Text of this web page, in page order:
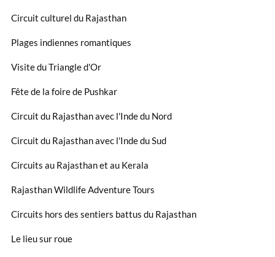
Circuit culturel du Rajasthan
Plages indiennes romantiques
Visite du Triangle d'Or
Fête de la foire de Pushkar
Circuit du Rajasthan avec l'Inde du Nord
Circuit du Rajasthan avec l'Inde du Sud
Circuits au Rajasthan et au Kerala
Rajasthan Wildlife Adventure Tours
Circuits hors des sentiers battus du Rajasthan
Le lieu sur roue